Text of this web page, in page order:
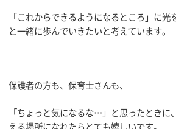
「これからできるようになるところ」に
と一緒に歩んでいきたいと考えています。
保護者の方も、保育士さんも、
「ちょっと気になるな…」と思ったときに
える場所になれたらとても嬉しいです。